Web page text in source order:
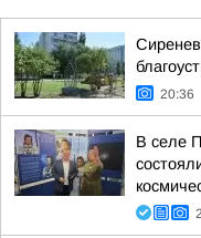
20:36
В селе